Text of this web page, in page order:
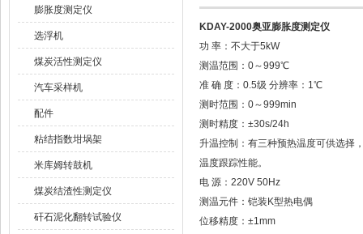
膨胀度测定仪
选浮机
煤炭活性测定仪
汽车采样机
配件
粘结指数坩埚架
米库姆转鼓机
煤炭结渣性测定仪
矸石泥化翻转试验仪
KDAY-2000奥亚膨胀度测定仪
功 率：不大于5kW
测温范围：0～999℃
准 确 度：0.5级 分辨率：1℃
测时范围：0～999min
测时精度：±30s/24h
升温控制：有三种预热温度可供选择
温度跟踪性能。
电 源：220V 50Hz
测温元件：铠装K型热电偶
位移精度：±1mm